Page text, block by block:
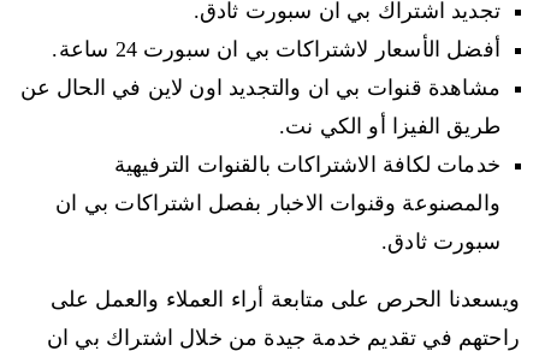
تجديد اشتراك بي ان سبورت ثادق.
أفضل الأسعار لاشتراكات بي ان سبورت 24 ساعة.
مشاهدة قنوات بي ان والتجديد اون لاين في الحال عن
طريق الفيزا أو الكي نت.
خدمات لكافة الاشتراكات بالقنوات الترفيهية
والمصنوعة وقنوات الاخبار بفصل اشتراكات بي ان
سبورت ثادق.
ويسعدنا الحرص على متابعة أراء العملاء والعمل على
راحتهم في تقديم خدمة جيدة من خلال اشتراك بي ان